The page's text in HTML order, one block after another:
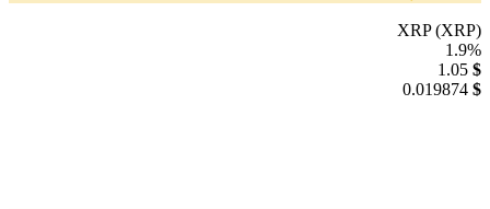
XRP (XRP)
1.9%
$
1.05
$
0.019874